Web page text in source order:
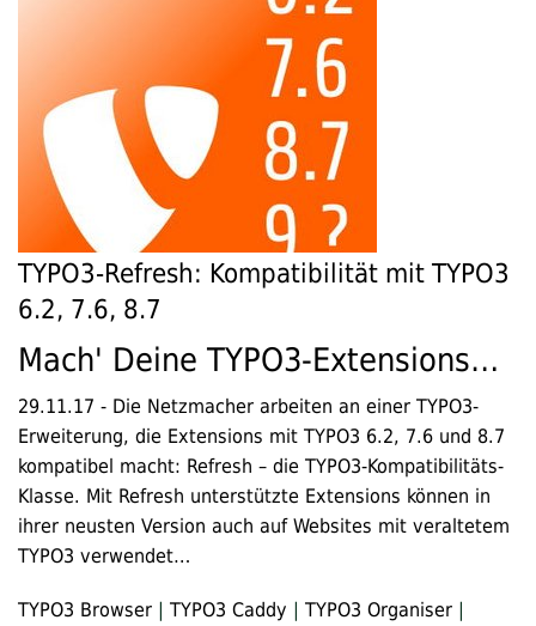
TYPO3-Refresh: Kompatibilität mit TYPO3
6.2, 7.6, 8.7
Mach' Deine TYPO3-Extensions…
29.11.17 - Die Netzmacher arbeiten an einer TYPO3-
Erweiterung, die Extensions mit TYPO3 6.2, 7.6 und 8.7
kompatibel macht: Refresh – die TYPO3-Kompatibilitäts-
Klasse. Mit Refresh unterstützte Extensions können in
ihrer neusten Version auch auf Websites mit veraltetem
TYPO3 verwendet…
TYPO3 Browser | TYPO3 Caddy | TYPO3 Organiser |